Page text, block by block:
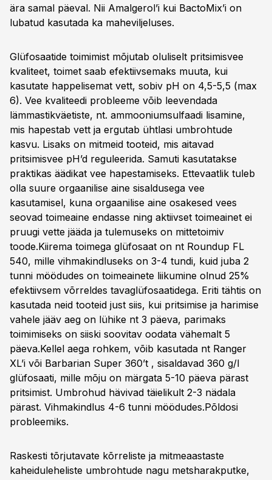
ära samal päeval. Nii Amalgerol’i kui BactoMix’i on
lubatud kasutada ka maheviljeluses.
Glüfosaatide toimimist mõjutab oluliselt pritsimisvee
kvaliteet, toimet saab efektiivsemaks muuta, kui
kasutate happelisemat vett, sobiv pH on 4,5-5,5 (max
6). Vee kvaliteedi probleeme võib leevendada
lämmastikväetiste, nt. ammooniumsulfaadi lisamine,
mis hapestab vett ja ergutab ühtlasi umbrohtude
kasvu. Lisaks on mitmeid tooteid, mis aitavad
pritsimisvee pH’d reguleerida. Samuti kasutatakse
praktikas äädikat vee hapestamiseks. Ettevaatlik tuleb
olla suure orgaanilise aine sisaldusega vee
kasutamisel, kuna orgaanilise aine osakesed vees
seovad toimeaine endasse ning aktiivset toimeainet ei
pruugi vette jääda ja tulemuseks on mittetoimiv
toode.Kiirema toimega glüfosaat on nt Roundup FL
540, mille vihmakindluseks on 3-4 tundi, kuid juba 2
tunni möödudes on toimeainete liikumine olnud 25%
efektiivsem võrreldes tavaglüfosaatidega. Eriti tähtis on
kasutada neid tooteid just siis, kui pritsimise ja harimise
vahele jääv aeg on lühike nt 3 päeva, parimaks
toimimiseks on siiski soovitav oodata vähemalt 5
päeva.Kellel aega rohkem, võib kasutada nt Ranger
XL’i või Barbarian Super 360’t , sisaldavad 360 g/l
glüfosaati, mille mõju on märgata 5-10 päeva pärast
pritsimist. Umbrohud hävivad täielikult 2-3 nädala
pärast. Vihmakindlus 4-6 tunni möödudes.Põldosi
probleemiks.
Raskesti tõrjutavate kõrreliste ja mitmeaastaste
kaheiduleheliste umbrohtude nagu metsharakputke,